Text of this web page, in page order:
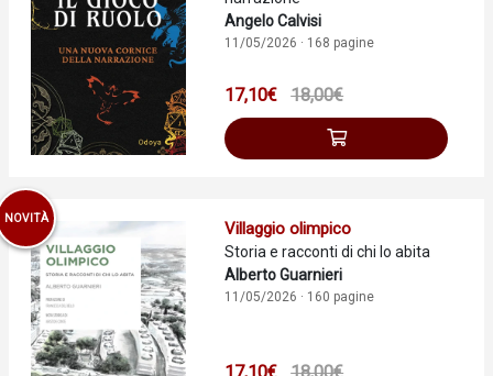
Angelo Calvisi
11/05/2026 · 168 pagine
17,10€ 18,00€
NOVITÀ
Villaggio olimpico
Storia e racconti di chi lo abita
Alberto Guarnieri
11/05/2026 · 160 pagine